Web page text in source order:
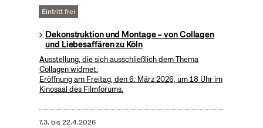
Eintritt frei
Dekonstruktion und Montage – von Collagen
und Liebesaffären zu Köln
Ausstellung, die sich ausschließlich dem Thema
Collagen widmet.
Eröffnung am Freitag, den 6. März 2026, um 18 Uhr im
Kinosaal des Filmforums.
7.3. bis22.4.2026